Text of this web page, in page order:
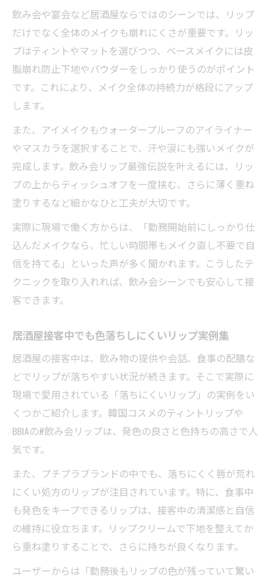
飲み会や宴会など居酒屋ならではのシーンでは、リップ
だけでなく全体のメイクも崩れにくさが重要です。リッ
プはティントやマットを選びつつ、ベースメイクには皮
脂崩れ防止下地やパウダーをしっかり使うのがポイント
です。これにより、メイク全体の持続力が格段にアップ
します。
また、アイメイクもウォータープルーフのアイライナー
やマスカラを選択することで、汗や涙にも強いメイクが
完成します。飲み会リップ最強伝説を叶えるには、リッ
プの上からティッシュオフを一度挟む、さらに薄く重ね
塗りするなど細かなひと工夫が大切です。
実際に現場で働く方からは、「勤務開始前にしっかり仕
込んだメイクなら、忙しい時間帯もメイク直し不要で自
信を持てる」といった声が多く聞かれます。こうしたテ
クニックを取り入れれば、飲み会シーンでも安心して接
客できます。
居酒屋接客中でも色落ちしにくいリップ実例集
居酒屋の接客中は、飲み物の提供や会話、食事の配膳な
どでリップが落ちやすい状況が続きます。そこで実際に
現場で愛用されている「落ちにくいリップ」の実例をい
くつかご紹介します。韓国コスメのティントリップや
BBIAの#飲み会リップは、発色の良さと色持ちの高さで人
気です。
また、プチプラブランドの中でも、落ちにくく唇が荒れ
にくい処方のリップが注目されています。特に、食事中
も発色をキープできるリップは、接客中の清潔感と自信
の維持に役立ちます。リップクリームで下地を整えてか
ら重ね塗りすることで、さらに持ちが良くなります。
ユーザーからは「勤務後もリップの色が残っていて驚い